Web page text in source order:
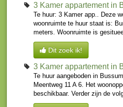
3 Kamer appartement in
Te huur: 3 Kamer app.. Deze
woonruimte te huur staat is:
meters. Woonruimte is
Dit zoek ik!
3 Kamer appartement in
Te huur aangeboden in
Meentweg 11 A 6. Het
beschikbaar. Verder zijn de